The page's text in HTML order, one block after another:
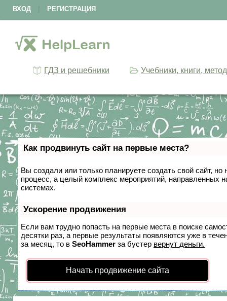
ВХОД РЕГИСТРАЦИЯ
ГДЗ и решебники Учебники, книги,
Как продвинуть сайт на первые места?
Вы создали или только планируете создать свой сайт,
процесс, а целый комплекс мероприятий, направленных
системах.
Ускорение продвижения
Если вам трудно попасть на первые места в поиске
десятки раз, а первые результаты появляются уже в
за месяц, то в SeoHammer за бустер вернут деньги.
Начать продвижение сайта